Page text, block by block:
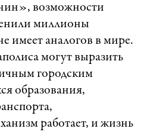
возможности
миллионы
имеет аналогов в мире.
могут выразить
городским
образования,
работает, и жизнь